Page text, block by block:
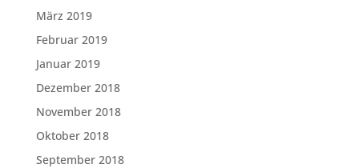
März 2019
Februar 2019
Januar 2019
Dezember 2018
November 2018
Oktober 2018
September 2018